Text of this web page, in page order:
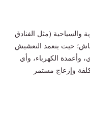
والسياحية (مثل الفنادق
حيث يتعمد التعشيش
وأعمدة الكهرباء، وأي
وإزعاج مستمر